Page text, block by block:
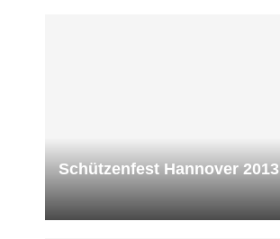
Schützenfest Hannover 2013